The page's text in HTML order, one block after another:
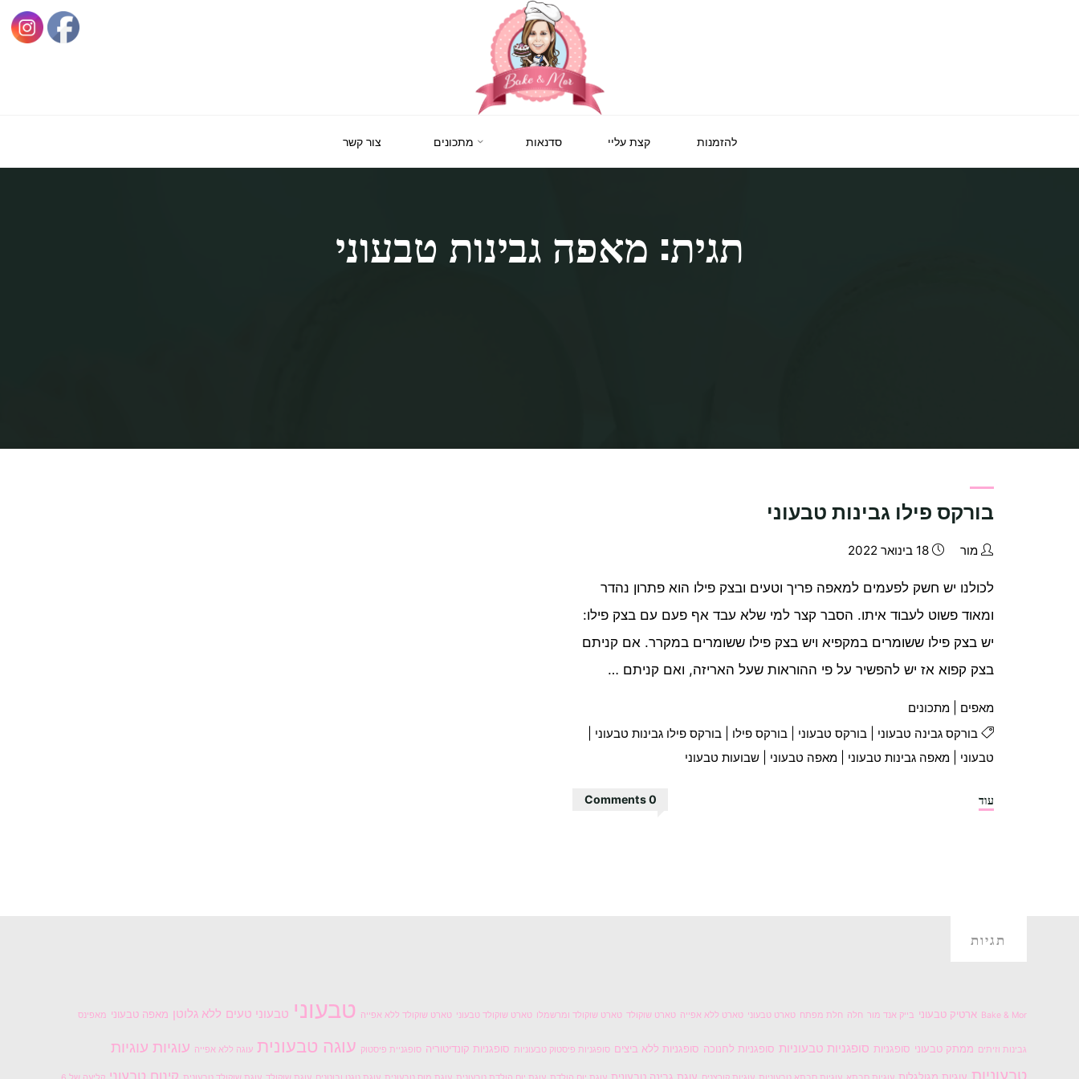
BAKE
&
קונדיטוריה
לילדים
הקונדיטור
הצעיר.
להזמנות קצת עליי סדנאות מתכונים צור קשר
תגית: מאפה גבינות טבעוני
בורקס פילו גבינות טבעוני
מור 18 בינואר 2022
לכולנו יש חשק לפעמים למאפה פריך וטעים ובצק פילו הוא פתרון נהדר
ומאוד פשוט לעבוד איתו. הסבר קצר למי שלא עבד אף פעם עם בצק פילו:
יש בצק פילו ששומרים במקפיא ויש בצק פילו ששומרים במקרר. אם קניתם
בצק קפוא אז יש להפשיר על פי ההוראות שעל האריזה, ואם קניתם …
מאפים
מתכונים
בורקס גבינה טבעוני
בורקס טבעוני בורקס פילו בורקס פילו גבינות טבעוני
טבעוני
מאפה גבינות טבעוני מאפה טבעוני שבועות טבעוני
עוד"בורקס
0 Comments
תגיות
Bake & Mor ארטיק טבעוני בייק אנד מור חלה חלת מפתח טארט טבעוני טארט ללא אפייה טארט שוקולד טארט שוקולד ומרשמלו טארט שוקולד טבעוני טארט שוקולד ללא אפייה טבעוני טבעוני טעים ללא גלוטן מאפה טבעוני מאפינס
גבינות וזיתים ממתק טבעוני סופגניות סופגניות טבעוניות סופגניות לחנוכה סופגניות ללא ביצים סופגניות פיסטוק טבעוניות סופגניות קונדיטוריה סופגניית פיסטוק עוגה טבעונית עוגה ללא אפייה עוגיות עוגיות
טבעוניות עוגיות מגולגלות עוגת גבינה טבעונית קינוח טבעוני